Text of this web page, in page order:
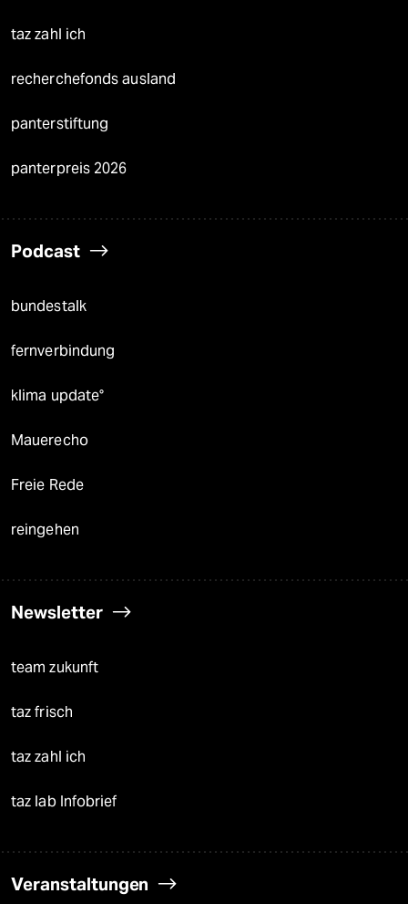
taz zahl ich
recherchefonds ausland
panterstiftung
panterpreis 2026
Podcast
bundestalk
fernverbindung
klima update°
Mauerecho
Freie Rede
reingehen
Newsletter
team zukunft
taz frisch
taz zahl ich
taz lab Infobrief
Veranstaltungen